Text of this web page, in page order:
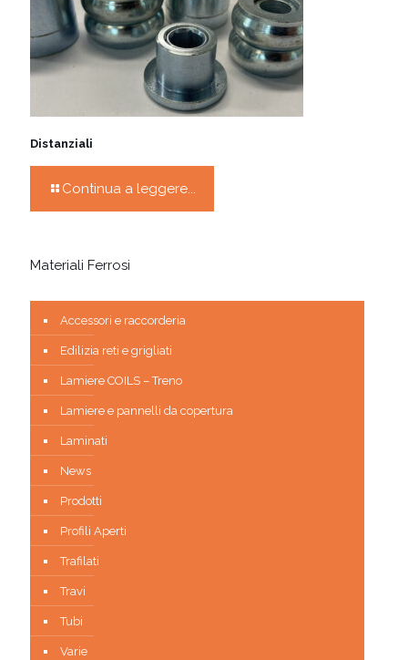
Distanziali
Continua a leggere...
Materiali Ferrosi
Accessori e raccorderia
Edilizia reti e grigliati
Lamiere COILS – Treno
Lamiere e pannelli da copertura
Laminati
News
Prodotti
Profili Aperti
Trafilati
Travi
Tubi
Varie